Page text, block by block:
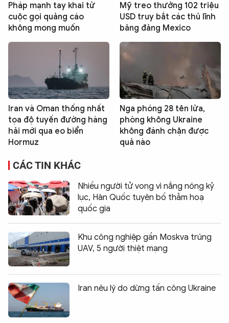
Pháp mạnh tay khai tử
cuộc gọi quảng cáo
không mong muốn
Mỹ treo thưởng 102 triệu
USD truy bắt các thủ lĩnh
băng đảng Mexico
Iran và Oman thống nhất
tọa độ tuyến đường hàng
hải mới qua eo biển
Hormuz
Nga phóng 28 tên lửa,
phòng không Ukraine
không đánh chặn được
quả nào
CÁC TIN KHÁC
Nhiều người tử vong vì nắng nóng kỷ
lục, Hàn Quốc tuyên bố thảm hoạ
quốc gia
Khu công nghiệp gần Moskva trúng
UAV, 5 người thiệt mạng
Iran nêu lý do dừng tấn công Ukraine